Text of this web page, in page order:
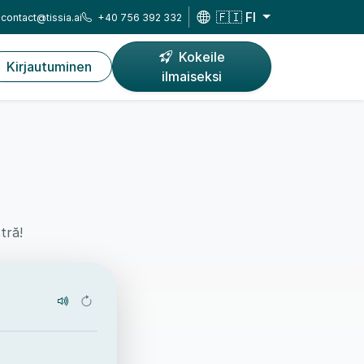
contact@tissia.ai +40 756 392 332 🇫🇮 FI
Kirjautuminen
Kokeile
ilmaiseksi